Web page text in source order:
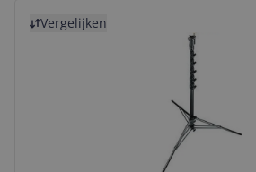
Vergelijken